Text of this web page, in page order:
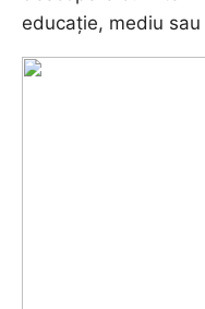
educație, mediu sau